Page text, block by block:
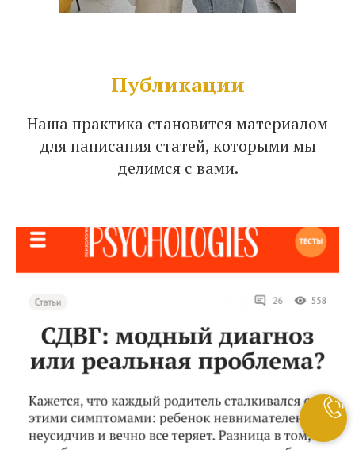
Публикации
Наша практика становится материалом
для написания статей, которыми мы
делимся с вами.